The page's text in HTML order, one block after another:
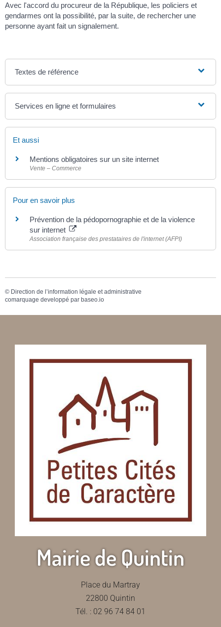
Avec l'accord du procureur de la République, les policiers et
gendarmes ont la possibilité, par la suite, de rechercher une
personne ayant fait un signalement.
Textes de référence
Services en ligne et formulaires
Et aussi
Mentions obligatoires sur un site internet
Vente – Commerce
Pour en savoir plus
Prévention de la pédopornographie et de la violence
sur internet
Association française des prestataires de l'internet (AFPI)
© Direction de l’information légale et administrative
comarquage developpé par baseo.io
Mairie de Quintin
Place du Martray
22800 Quintin
Tél. : 02 96 74 84 01